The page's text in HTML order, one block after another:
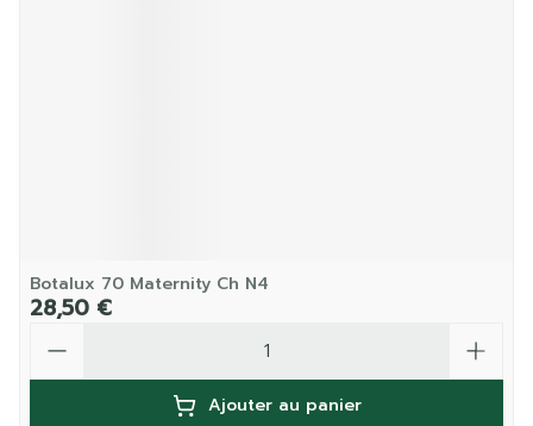
Botalux 70 Maternity Ch N4
28,50 €
Ajouter au panier